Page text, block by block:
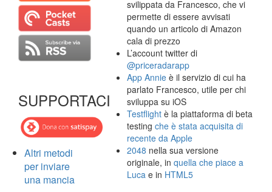
SUPPORTACI
Altri metodi
per inviare
una mancia
svilippata da Francesco, che vi
permette di essere avvisati
quando un articolo di Amazon
cala di prezzo
L’account twitter di
@priceradarapp
App Annie è il servizio di cui ha
parlato Francesco, utile per chi
sviluppa su iOS
Testflight è la piattaforma di beta
testingche è stata acquisita di
recente da Apple
2048 nella sua versione
originale, inquella che piace a
Luca e in HTML5